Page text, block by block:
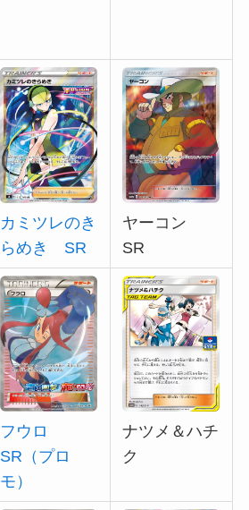
カミツレのき
らめき SR
ヤーコン
SR
フウロ
SR（プロ
モ）
ナツメ＆ハチ
ク